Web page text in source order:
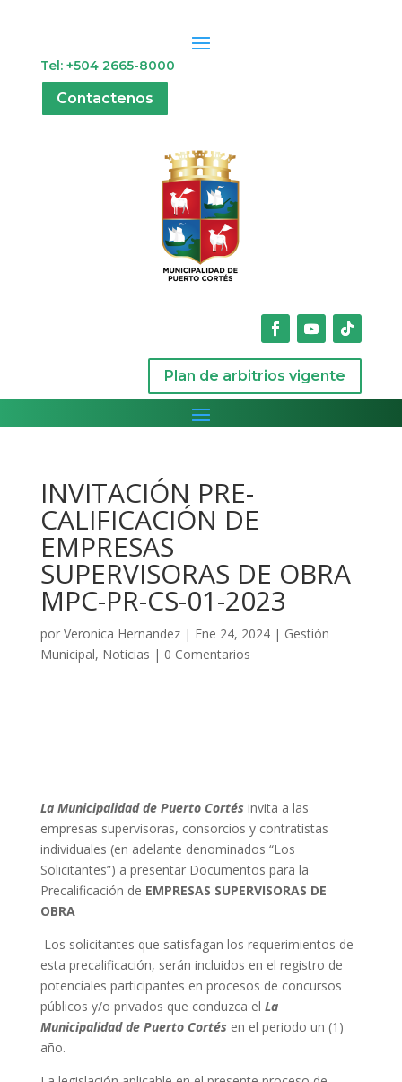
Tel: +504 2665-8000
Contactenos
Plan de arbitrios vigente
INVITACIÓN PRE-
CALIFICACIÓN DE
EMPRESAS
SUPERVISORAS DE OBRA
MPC-PR-CS-01-2023
por Veronica Hernandez| Ene 24, 2024| Gestión
Municipal, Noticias | 0 Comentarios
La Municipalidad de Puerto Cortés invita a las
empresas supervisoras, consorcios y contratistas
individuales (en adelante denominados “Los
Solicitantes”) a presentar Documentos para la
Precalificación de EMPRESAS SUPERVISORAS DE
OBRA
Los solicitantes que satisfagan los requerimientos de
esta precalificación, serán incluidos en el registro de
potenciales participantes en procesos de concursos
públicos y/o privados que conduzca el La
Municipalidad de Puerto Cortés en el periodo un (1)
año.